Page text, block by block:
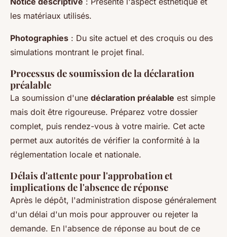
les matériaux utilisés.
Photographies : Du site actuel et des croquis ou des
simulations montrant le projet final.
Processus de soumission de la déclaration
préalable
La soumission d'une déclaration préalable est simple
mais doit être rigoureuse. Préparez votre dossier
complet, puis rendez-vous à votre mairie. Cet acte
permet aux autorités de vérifier la conformité à la
réglementation locale et nationale.
Délais d'attente pour l'approbation et
implications de l'absence de réponse
Après le dépôt, l'administration dispose généralement
d'un délai d'un mois pour approuver ou rejeter la
demande. En l'absence de réponse au bout de ce